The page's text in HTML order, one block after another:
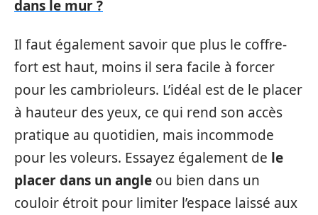
dans le mur ?
Il faut également savoir que plus le coffre-
fort est haut, moins il sera facile à forcer
pour les cambrioleurs. L’idéal est de le placer
à hauteur des yeux, ce qui rend son accès
pratique au quotidien, mais incommode
pour les voleurs. Essayez également de le
placer dans un angle ou bien dans un
couloir étroit pour limiter l’espace laissé aux